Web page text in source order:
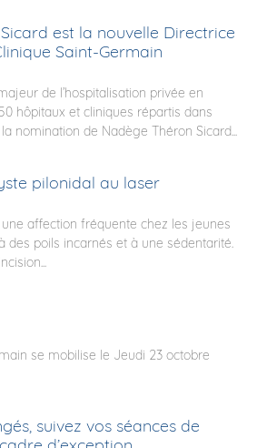
est la nouvelle Directrice
Saint-Germain
de l’hospitalisation privée en
hôpitaux et cliniques répartis dans
nomination de Nadège Théron Sicard...
pilonidal au laser
affection fréquente chez les jeunes
des poils incarnés et à une sédentarité.
se mobilise le Jeudi 23 octobre
suivez vos séances de